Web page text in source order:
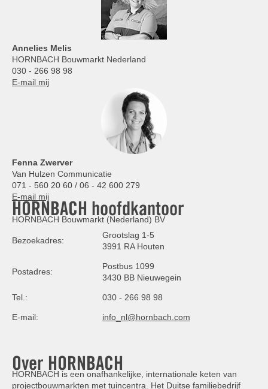
Annelies Melis
HORNBACH Bouwmarkt Nederland
030 - 266 98 98
E-mail mij
Fenna Zwerver
Van Hulzen Communicatie
071 - 560 20 60 / 06 - 42 600 279
E-mail mij
HORNBACH hoofdkantoor
HORNBACH Bouwmarkt (Nederland) BV
Bezoekadres:
Grootslag 1-5
3991 RA Houten
Postadres:
Postbus 1099
3430 BB Nieuwegein
Tel.: 030 - 266 98 98
E-mail: info_nl@hornbach.com
Over HORNBACH
HORNBACH is een onafhankelijke, internationale keten van
projectbouwmarkten met tuincentra. Het Duitse familiebedrijf